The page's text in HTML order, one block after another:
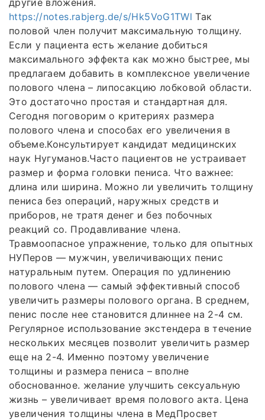
https://notes.rabjerg.de/s/Hk5VoG1TWl Так
половой член получит максимальную толщину.
Если у пациента есть желание добиться
максимального эффекта как можно быстрее, мы
предлагаем добавить в комплексное увеличение
полового члена – липосакцию лобковой области.
Это достаточно простая и стандартная для.
Сегодня поговорим о критериях размера
полового члена и способах его увеличения в
объеме.Консультирует кандидат медицинских
наук Нугуманов.Часто пациентов не устраивает
размер и форма головки пениса. Что важнее:
длина или ширина. Можно ли увеличить толщину
пениса без операций, наружных средств и
приборов, не тратя денег и без побочных
реакций со. Продавливание члена.
Травмоопасное упражнение, только для опытных
НУПеров — мужчин, увеличивающих пенис
натуральным путем. Операция по удлинению
полового члена — самый эффективный способ
увеличить размеры полового органа. В среднем,
пенис после нее становится длиннее на 2-4 см.
Регулярное использование экстендера в течение
нескольких месяцев позволит увеличить размер
еще на 2-4. Именно поэтому увеличение
толщины и размера пениса – вполне
обоснованное. желание улучшить сексуальную
жизнь – увеличивает время полового акта. Цена
увеличения толщины члена в МедПросвет